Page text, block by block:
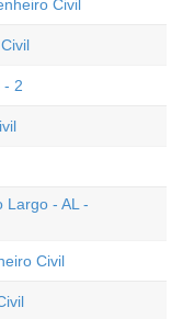
Civil
- 2
Largo - AL -
Civil